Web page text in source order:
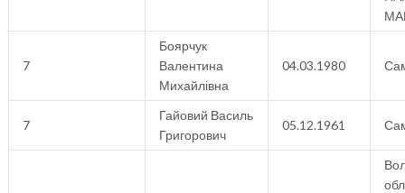
7
Боярчук
Валентина
Михайлівна
04.03.1980
7
Гайовий Василь
Григорович
05.12.1961